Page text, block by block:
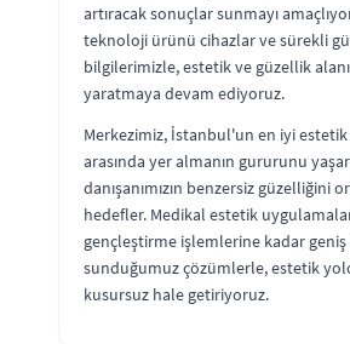
artıracak sonuçlar sunmayı
teknoloji ürünü cihazlar ve sürekli
bilgilerimizle, estetik ve güzellik
yaratmaya devam ediyoruz.
Merkezimiz, İstanbul'un en iyi
arasında yer almanın gururunu
danışanımızın benzersiz güzelliğini
hedefler. Medikal estetik
gençleştirme işlemlerine kadar
sunduğumuz çözümlerle, estetik
kusursuz hale getiriyoruz.